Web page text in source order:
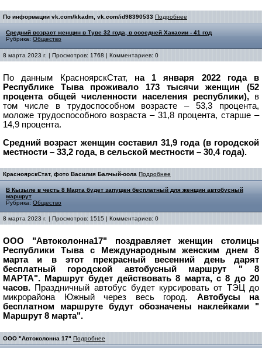
По информации vk.com/kkadm, vk.com/id98390533 Подробнее
Средний возраст женщин в Туве 32 года, в соседней Хакасии - 41 год
Рубрика: Общество
8 марта 2023 г. | Просмотров: 1768 | Комментариев: 0
По данным КрасноярскСтат, на 1 января 2022 года в
Республике Тыва проживало 173 тысячи женщин (52
процента общей численности населения республики), в
том числе в трудоспособном возрасте – 53,3 процента,
моложе трудоспособного возраста – 31,8 процента, старше –
14,9 процента.
Средний возраст женщин составил 31,9 года (в городской
местности – 33,2 года, в сельской местности – 30,4 года).
КрасноярскСтат, фото Василия Балчый-оола Подробнее
В Кызыле в честь 8 Марта будет запущен бесплатный для женщин автобусный
маршрут
Рубрика: Общество
8 марта 2023 г. | Просмотров: 1515 | Комментариев: 0
ООО "Автоколонна17" поздравляет женщин столицы
Республики Тыва с Международным женским днем 8
марта и в этот прекрасный весенний день дарят
бесплатный городской автобусный маршрут " 8
МАРТА". Маршрут будет действовать 8 марта, с 8 до 20
часов. Праздничный автобус будет курсировать от ТЭЦ до
микрорайона Южный через весь город. Автобусы на
бесплатном маршруте будут обозначены наклейками "
Маршрут 8 марта".
ООО "Автоколонна 17" Подробнее